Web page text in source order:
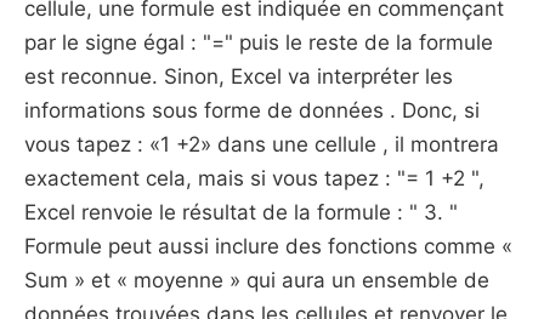
cellule, une formule est indiquée en commençant
par le signe égal : "=" puis le reste de la formule
est reconnue. Sinon, Excel va interpréter les
informations sous forme de données . Donc, si
vous tapez : «1 +2» dans une cellule , il montrera
exactement cela, mais si vous tapez : "= 1 +2 ",
Excel renvoie le résultat de la formule : " 3. "
Formule peut aussi inclure des fonctions comme «
Sum » et « moyenne » qui aura un ensemble de
données trouvées dans les cellules et renvoyer le